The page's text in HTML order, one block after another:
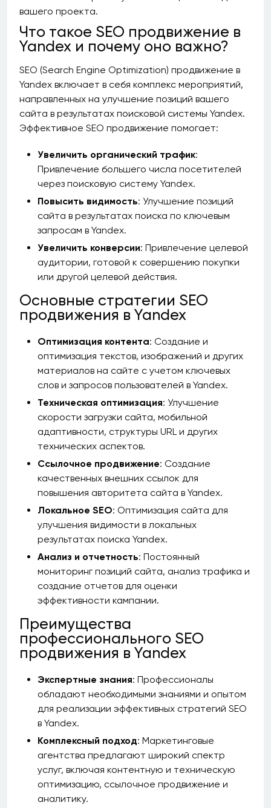
вашего проекта.
Что такое SEO продвижение в
Yandex и почему оно важно?
SEO (Search Engine Optimization) продвижение в
Yandex включает в себя комплекс мероприятий,
направленных на улучшение позиций вашего
сайта в результатах поисковой системы Yandex.
Эффективное SEO продвижение помогает:
Увеличить органический трафик:
Привлечение большего числа посетителей
через поисковую систему Yandex.
Повысить видимость: Улучшение позиций
сайта в результатах поиска по ключевым
запросам в Yandex.
Увеличить конверсии: Привлечение целевой
аудитории, готовой к совершению покупки
или другой целевой действия.
Основные стратегии SEO
продвижения в Yandex
Оптимизация контента: Создание и
оптимизация текстов, изображений и других
материалов на сайте с учетом ключевых
слов и запросов пользователей в Yandex.
Техническая оптимизация: Улучшение
скорости загрузки сайта, мобильной
адаптивности, структуры URL и других
технических аспектов.
Ссылочное продвижение: Создание
качественных внешних ссылок для
повышения авторитета сайта в Yandex.
Локальное SEO: Оптимизация сайта для
улучшения видимости в локальных
результатах поиска Yandex.
Анализ и отчетность: Постоянный
мониторинг позиций сайта, анализ трафика и
создание отчетов для оценки
эффективности кампании.
Преимущества
профессионального SEO
продвижения в Yandex
Экспертные знания: Профессионалы
обладают необходимыми знаниями и опытом
для реализации эффективных стратегий SEO
в Yandex.
Комплексный подход: Маркетинговые
агентства предлагают широкий спектр
услуг, включая контентную и техническую
оптимизацию, ссылочное продвижение и
аналитику.